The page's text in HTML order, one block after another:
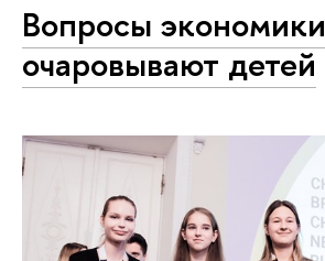
Вопросы экономики
очаровывают детей